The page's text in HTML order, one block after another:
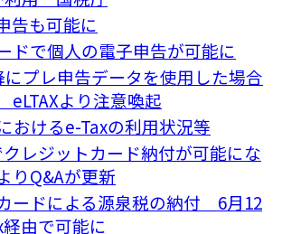
告も可能に
ドで個人の電子申告が可能に
にプレ申告データを使用した場合
より注意喚起
おけるe-Taxの利用状況等
レジットカード納付が可能にな
りQ&Aが更新
ードによる源泉税の納付 6月12
由で可能に